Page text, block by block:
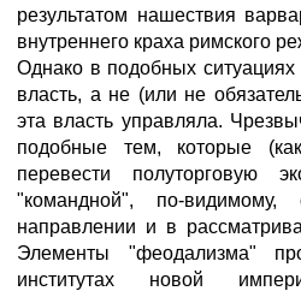
результатом нашествия
внутреннего краха римского
Однако в подобных ситуациях
власть, а не (или не
эта власть управляла.
подобные тем, которые
перевести полуторговую
"командной", по-
направлении и в
Элементы "феодализма"
институтах новой